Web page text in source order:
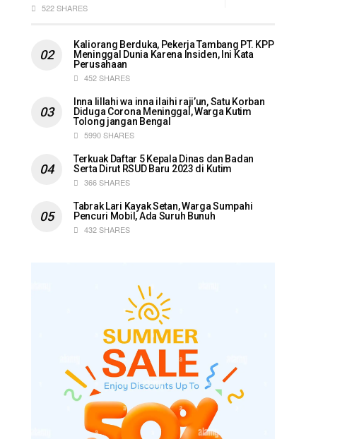
522 SHARES
Kaliorang Berduka, Pekerja Tambang PT. KPP
Meninggal Dunia Karena Insiden, Ini Kata
Perusahaan
452 SHARES
Inna lillahi wa inna ilaihi raji’un, Satu Korban
Diduga Corona Meninggal, Warga Kutim
Tolong jangan Bengal
5990 SHARES
Terkuak Daftar 5 Kepala Dinas dan Badan
Serta Dirut RSUD Baru 2023 di Kutim
366 SHARES
Tabrak Lari Kayak Setan, Warga Sumpahi
Pencuri Mobil, Ada Suruh Bunuh
432 SHARES